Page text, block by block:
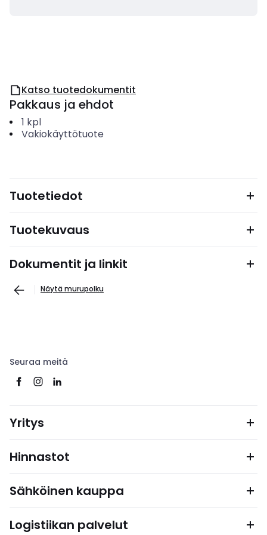
Katso tuotedokumentit
Pakkaus ja ehdot
1 kpl
Vakiokäyttötuote
Tuotetiedot
Tuotekuvaus
Dokumentit ja linkit
Näytä murupolku
Seuraa meitä
Yritys
Hinnastot
Sähköinen kauppa
Logistiikan palvelut